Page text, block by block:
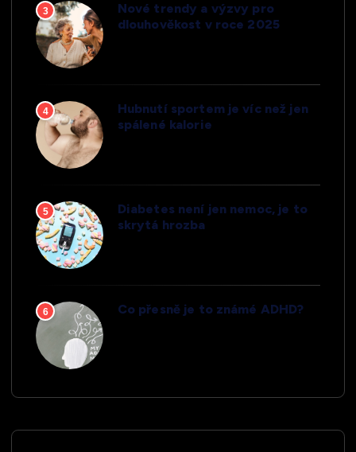
3
Nové trendy a výzvy pro
dlouhověkost v roce 2025
4
Hubnutí sportem je víc než jen
spálené kalorie
5
Diabetes není jen nemoc, je to
skrytá hrozba
6 Co přesně je to známé ADHD?